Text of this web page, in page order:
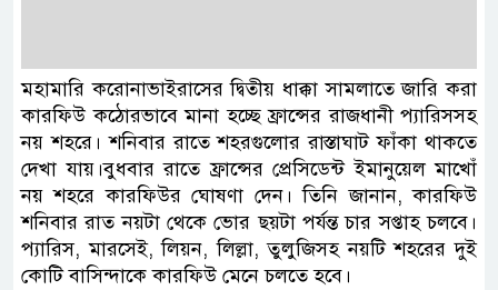
মহামারি করোনাভাইরাসের দ্বিতীয় ধাক্কা সামলাতে জারি করা
কারফিউ কঠোরভাবে মানা হচ্ছে ফ্রান্সের রাজধানী প্যারিসসহ
নয় শহরে। শনিবার রাতে শহরগুলোর রাস্তাঘাট ফাঁকা থাকতে
দেখা যায়।বুধবার রাতে ফ্রান্সের প্রেসিডেন্ট ইমানুয়েল মাখোঁ
নয় শহরে কারফিউর ঘোষণা দেন। তিনি জানান, কারফিউ
শনিবার রাত নয়টা থেকে ভোর ছয়টা পর্যন্ত চার সপ্তাহ চলবে।
প্যারিস, মারসেই, লিয়ন, লিল্লা, তুলুজিসহ নয়টি শহরের দুই
কোটি বাসিন্দাকে কারফিউ মেনে চলতে হবে।